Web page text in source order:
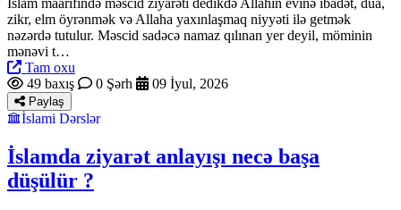
İslam maarifində məscid ziyarəti dedikdə Allahın evinə ibadət, dua,
zikr, elm öyrənmək və Allaha yaxınlaşmaq niyyəti ilə getmək
nəzərdə tutulur. Məscid sadəcə namaz qılınan yer deyil, möminin
mənəvi t…
Tam oxu
49 baxış
0 Şərh 09 İyul, 2026
Paylaş
İslami Dərslər
İslamda ziyarət anlayışı necə başa
düşülür ?